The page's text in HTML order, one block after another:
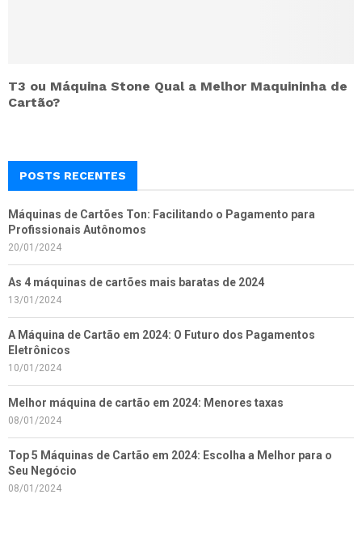
T3 ou Máquina Stone Qual a Melhor Maquininha de
Cartão?
POSTS RECENTES
Máquinas de Cartões Ton: Facilitando o Pagamento para
Profissionais Autônomos
20/01/2024
As 4 máquinas de cartões mais baratas de 2024
13/01/2024
A Máquina de Cartão em 2024: O Futuro dos Pagamentos
Eletrônicos
10/01/2024
Melhor máquina de cartão em 2024: Menores taxas
08/01/2024
Top 5 Máquinas de Cartão em 2024: Escolha a Melhor para o
Seu Negócio
08/01/2024